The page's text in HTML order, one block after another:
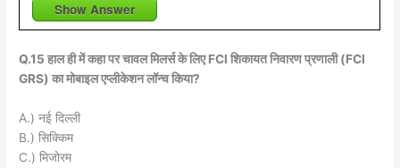
Show Answer
Q.15 हाल ही में कहा पर चावल मिलर्स के लिए FCI शिकायत निवारण प्रणाली (FCI
GRS) का मोबाइल एप्लीकेशन लॉन्च किया?
A.) नई दिल्ली
B.) सिक्किम
C.) मिजोरम